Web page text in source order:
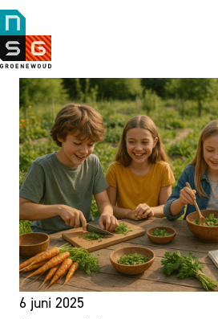
NSG
Groenewoud
6 juni 2025